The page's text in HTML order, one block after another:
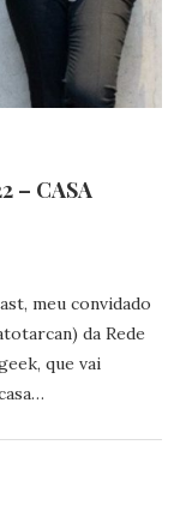
– CASA
meu convidado
da Rede
, que vai